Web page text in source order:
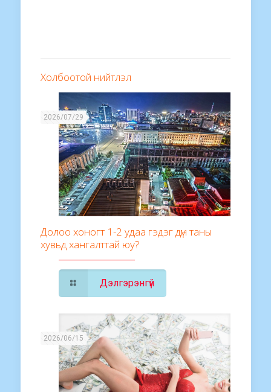
Холбоотой нийтлэл
2026/07/29
Долоо хоногт 1-2 удаа гэдэг дүн таны
хувьд хангалттай юу?
Дэлгэрэнгүй
2026/06/15